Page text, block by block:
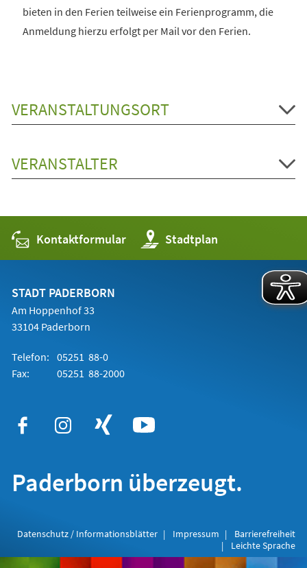
bieten in den Ferien teilweise ein Ferienprogramm, die
Anmeldung hierzu erfolgt per Mail vor den Ferien.
VERANSTALTUNGSORT
VERANSTALTER
Kontaktformular Stadtplan
(Öffnet
in
einem
STADT PADERBORN
Am Hoppenhof 33
33104 Paderborn
Telefon: 05251 88-0
Fax:
05251 88-2000
Paderborn überzeugt.
Datenschutz / Informationsblätter Impressum
Barrierefreiheit
Leichte Sprache